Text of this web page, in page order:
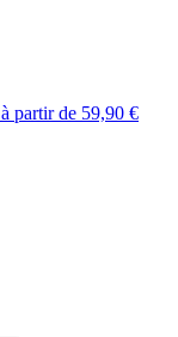
à partir de 59,90 €